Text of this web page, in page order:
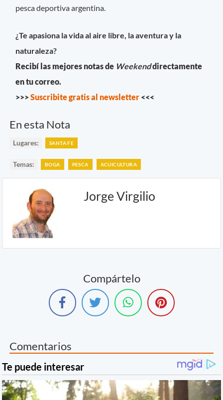
pesca deportiva argentina.
¿Te apasiona la vida al aire libre, la aventura y la
naturaleza?
Recibí las mejores notas de Weekenddirectamente
en tu correo.
>>>Suscribite gratis al newsletter <<<
En esta Nota
Lugares: SANTA FE
Temas: BOGA PESCA ACUICULTURA
Jorge Virgilio
Compártelo
Comentarios